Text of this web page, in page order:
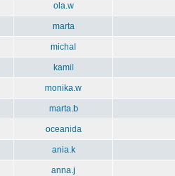
ola.w
marta
michal
kamil
monika.w
marta.b
oceanida
ania.k
anna.j